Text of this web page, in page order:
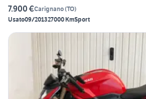
7.900 €Carignano(TO)
Usato09/201327000 KmSport